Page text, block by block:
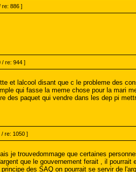
re: 886 ]
/ re: 944 ]
et lalcool disant que c le probleme des
qui fasse la meme chose pour la mari
des paquet qui vendre dans les dep pi
/ re: 1050 ]
je trouvedommage que certaines
que le gouvernement ferait , il
des SAQ on pourrait se servir de